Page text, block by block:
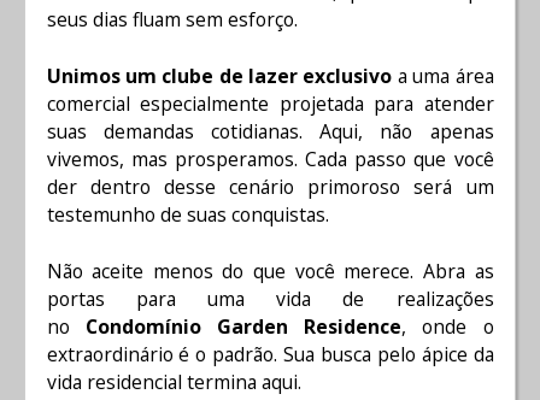
seus dias fluam sem esforço.
Unimos um clube de lazer exclusivo a uma área
comercial especialmente projetada para atender
suas demandas cotidianas. Aqui, não apenas
vivemos, mas prosperamos. Cada passo que você
der dentro desse cenário primoroso será um
testemunho de suas conquistas.
Não aceite menos do que você merece. Abra as
portas para uma vida de realizações
no Condomínio Garden Residence, onde o
extraordinário é o padrão. Sua busca pelo ápice da
vida residencial termina aqui.